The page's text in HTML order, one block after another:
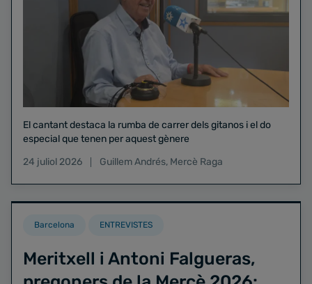
El cantant destaca la rumba de carrer dels gitanos i el do
especial que tenen per aquest gènere
24 juliol 2026
Guillem Andrés, Mercè Raga
Barcelona ENTREVISTES
Meritxell i Antoni Falgueras,